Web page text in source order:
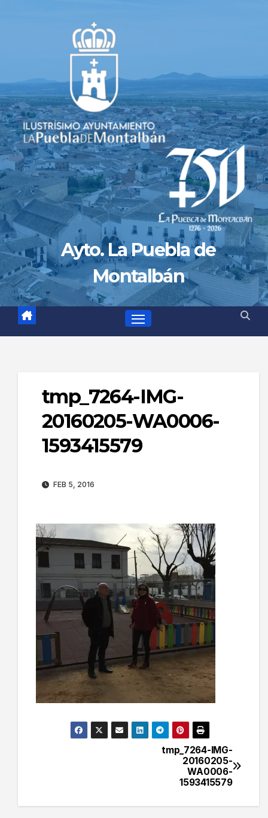
Ayto. La Puebla de
Montalbán
tmp_7264-IMG-
20160205-WA0006-
1593415579
FEB 5, 2016
entradas
tmp_7264-IMG-
20160205-
WA0006-
1593415579